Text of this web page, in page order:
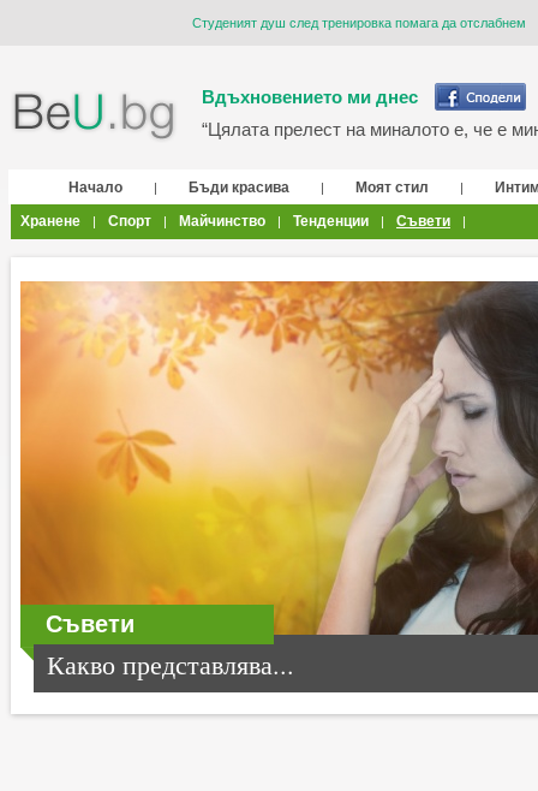
Студеният душ след тренировка помага да отслабнем
Вдъхновението ми днес
“Цялата прелест на миналото е, че е
Начало | Бъди красива | Моят стил |
Хранене
| Спорт | Майчинство | Тенденции | Съвети |
Съвети
Какво представлява...